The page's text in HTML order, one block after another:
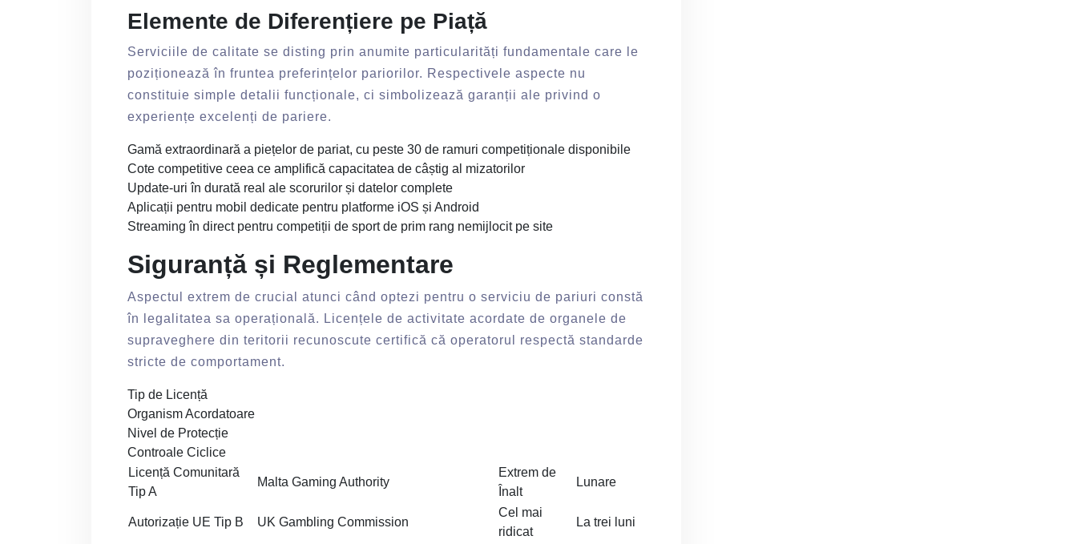
Elemente de Diferențiere pe Piață
Serviciile de calitate se disting prin anumite particularități fundamentale care le
poziționează în fruntea preferințelor pariorilor. Respectivele aspecte nu
constituie simple detalii funcționale, ci simbolizează garanții ale privind o
experiențe excelenți de pariere.
Gamă extraordinară a piețelor de pariat, cu peste 30 de ramuri competiționale disponibile
Cote competitive ceea ce amplifică capacitatea de câștig al mizatorilor
Update-uri în durată real ale scorurilor și datelor complete
Aplicații pentru mobil dedicate pentru platforme iOS și Android
Streaming în direct pentru competiții de sport de prim rang nemijlocit pe site
Siguranță și Reglementare
Aspectul extrem de crucial atunci când optezi pentru o serviciu de pariuri constă
în legalitatea sa operațională. Licențele de activitate acordate de organele de
supraveghere din teritorii recunoscute certifică că operatorul respectă standarde
stricte de comportament.
Tip de Licență
Organism Acordatoare
Nivel de Protecție
Controale Ciclice
Licență Comunitară
Tip A
Malta Gaming Authority
Extrem de
Înalt
Lunare
Autorizație UE Tip B UK Gambling Commission
Cel mai
ridicat
La trei luni